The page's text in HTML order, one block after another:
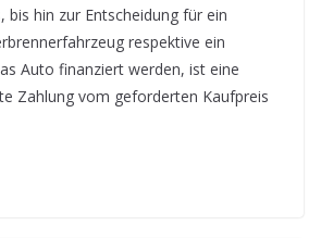
bis hin zur Entscheidung für ein
respektive ein
Auto finanziert werden, ist eine
Zahlung vom geforderten Kaufpreis